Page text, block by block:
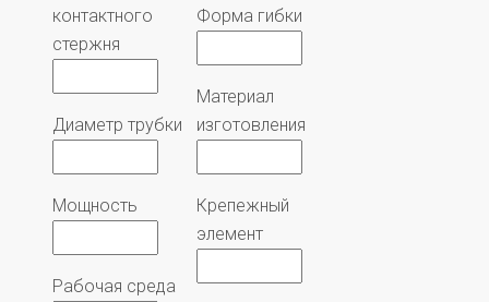
контактного
стержня
Диаметр трубки
Мощность
Рабочая среда
Форма гибки
Материал
изготовления
Крепежный
элемент